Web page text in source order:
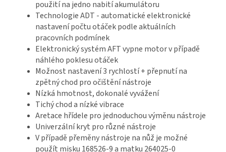
použití na jedno nabití akumulátoru
Technologie ADT - automatické elektronické
nastavení počtu otáček podle aktuálních
pracovních podmínek
Elektronický systém AFT vypne motor v případě
náhlého poklesu otáček
Možnost nastavení 3 rychlostí + přepnutí na
zpětný chod pro očištění nástroje
Nízká hmotnost, dokonalé vyvážení
Tichý chod a nízké vibrace
Aretace hřídele pro jednoduchou výměnu nástroje
Univerzální kryt pro různé nástroje
V případě přeměny nástroje na nůž je možné
použít misku 168526-9 a matku 264025-0